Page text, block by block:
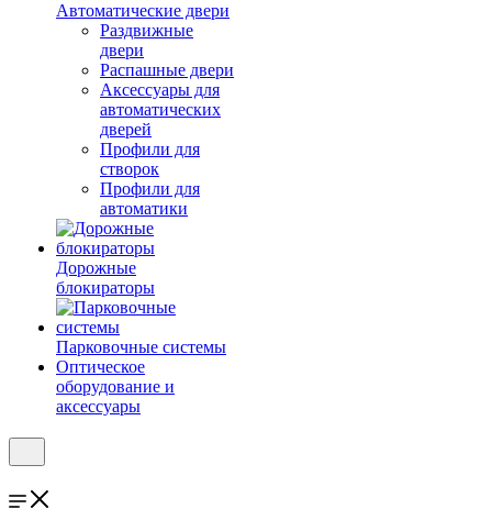
Автоматические двери
Раздвижные
двери
Распашные двери
Аксессуары для
автоматических
дверей
Профили для
створок
Профили для
автоматики
Дорожные
блокираторы
Парковочные системы
Оптическое
оборудование и
аксессуары